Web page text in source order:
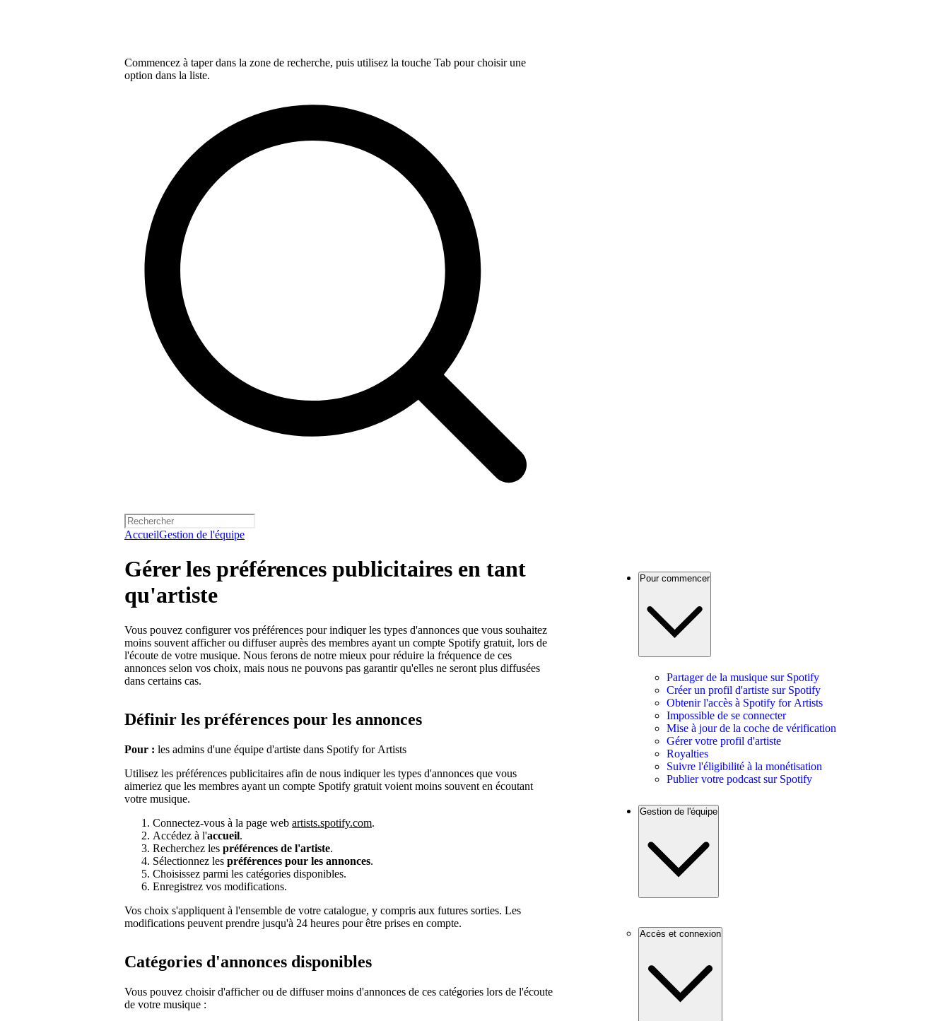
Commencez à taper dans la zone de recherche, puis utilisez la touche Tab pour choisir une
option dans la liste.
AccueilGestion de l'équipe
Gérer les préférences publicitaires en tant
qu'artiste
Vous pouvez configurer vos préférences pour indiquer les types d'annonces que vous souhaitez
moins souvent afficher ou diffuser auprès des membres ayant un compte Spotify gratuit, lors de
l'écoute de votre musique. Nous ferons de notre mieux pour réduire la fréquence de ces
annonces selon vos choix, mais nous ne pouvons pas garantir qu'elles ne seront plus diffusées
dans certains cas.
Définir les préférences pour les annonces
Pour : les admins d'une équipe d'artiste dans Spotify for Artists
Utilisez les préférences publicitaires afin de nous indiquer les types d'annonces que vous
aimeriez que les membres ayant un compte Spotify gratuit voient moins souvent en écoutant
votre musique.
Connectez-vous à la page web artists.spotify.com.
Accédez à l'accueil.
Recherchez les préférences de l'artiste.
Sélectionnez les préférences pour les annonces.
Choisissez parmi les catégories disponibles.
Enregistrez vos modifications.
Vos choix s'appliquent à l'ensemble de votre catalogue, y compris aux futures sorties. Les
modifications peuvent prendre jusqu'à 24 heures pour être prises en compte.
Catégories d'annonces disponibles
Vous pouvez choisir d'afficher ou de diffuser moins d'annonces de ces catégories lors de l'écoute
de votre musique :
Pour commencer
Partager de la musique sur Spotify
Créer un profil d'artiste sur Spotify
Obtenir l'accès à Spotify for Artists
Impossible de se connecter
Mise à jour de la coche de vérification
Gérer votre profil d'artiste
Royalties
Suivre l'éligibilité à la monétisation
Publier votre podcast sur Spotify
Gestion de l'équipe
Accès et connexion